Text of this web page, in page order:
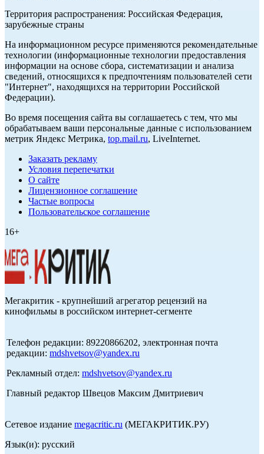
Территория распространения: Российская Федерация,
зарубежные страны
На информационном ресурсе применяются рекомендательные
технологии (информационные технологии предоставления
информации на основе сбора, систематизации и анализа
сведений, относящихся к предпочтениям пользователей сети
"Интернет", находящихся на территории Российской
Федерации).
Во время посещения сайта вы соглашаетесь с тем, что мы
обрабатываем ваши персональные данные с использованием
метрик Яндекс Метрика, top.mail.ru, LiveInternet.
Заказать рекламу
Условия перепечатки
О сайте
Лицензионное соглашение
Частые вопросы
Пользовательское соглашение
16+
Мегакритик - крупнейший агрегатор рецензий на
кинофильмы в российском интернет-сегменте
Телефон редакции: 89220866202, электронная почта
редакции: mdshvetsov@yandex.ru
Рекламный отдел: mdshvetsov@yandex.ru
Главный редактор Швецов Максим Дмитриевич
Сетевое издание megacritic.ru (МЕГАКРИТИК.РУ)
Язык(и): русский